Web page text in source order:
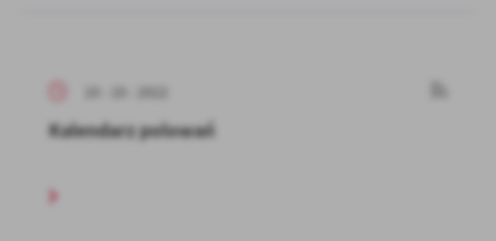
Kalendarz polowań